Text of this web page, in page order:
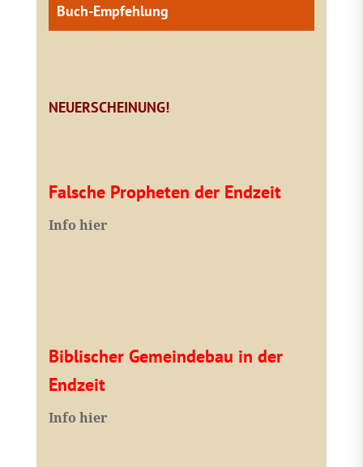
Buch-Empfehlung
NEUERSCHEINUNG!
Falsche Propheten der Endzeit
Info hier
Biblischer Gemeindebau in der
Endzeit
Info hier